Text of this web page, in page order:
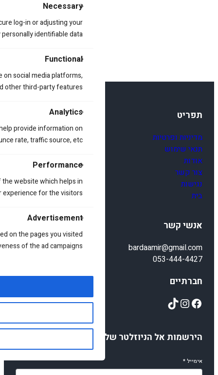
Necessary
log-in or adjusting your
identifiable data.
Functional
social media platforms,
other third-party features.
Analytics
provide information on
rate, traffic source, etc.
Performance
website which helps in
for the visitors.
Advertisement
on the pages you visited
of the ad campaigns.
תפריט
מדיניות ופרטיות
תנאי שימוש
אודות
צור קשר
נגישות
בית
אנשי קשר
bardaamir@gmail.com
053-444-4427
חברתיים
Facebook
Instagram
TikTok
הירשמות אל הניוזלטר שלנו
אימייל*